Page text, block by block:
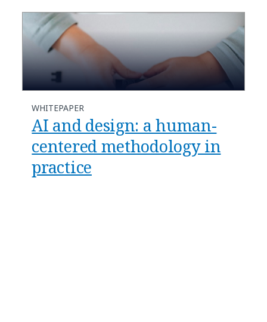
WHITEPAPER
AI and design: a human-
centered methodology in
practice